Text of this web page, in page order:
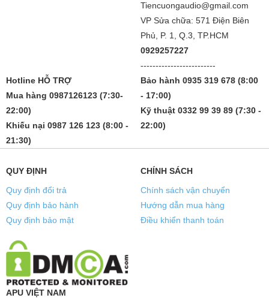
Tiencuongaudio@gmail.com
VP Sửa chữa: 571 Điện Biên
Phủ, P. 1, Q.3, TP.HCM
0929257227
-------------------------
Hotline HỖ TRỢ
Mua hàng 0987126123 (7:30-
22:00)
Khiếu nại 0987 126 123 (8:00 -
21:30)
Bảo hành 0935 319 678 (8:00
- 17:00)
Kỹ thuật 0332 99 39 89 (7:30 -
22:00)
QUY ĐỊNH
Quy định đổi trả
Quy định bảo hành
Quy định bảo mật
CHÍNH SÁCH
Chính sách vận chuyển
Hướng dẫn mua hàng
Điều khiển thanh toán
APU VIỆT NAM